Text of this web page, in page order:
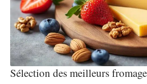
Sélection des meilleurs